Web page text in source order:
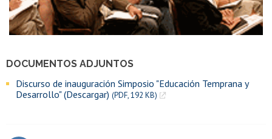
DOCUMENTOS ADJUNTOS
Discurso de inauguración Simposio "Educación Temprana y
Desarrollo" (Descargar) (PDF, 192 KB)